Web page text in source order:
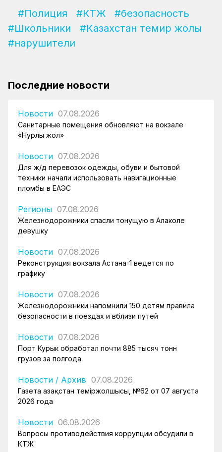
#Полиция #КТЖ
#безопасность
#Школьники
#Казахстан темир жолы
#нарушители
Последние новости
Новости 07.08.2026
Санитарные помещения обновляют на вокзале
«Нурлы жол»
Новости 07.08.2026
Для ж/д перевозок одежды, обуви и бытовой
техники начали использовать навигационные
пломбы в ЕАЭС
Регионы 07.08.2026
Железнодорожники спасли тонущую в Алаколе
девушку
Новости 07.08.2026
Реконструкция вокзала Астана-1 ведется по
графику
Новости 07.08.2026
Железнодорожники напомнили 150 детям правила
безопасности в поездах и вблизи путей
Новости 07.08.2026
Порт Курык обработал почти 885 тысяч тонн
грузов за полгода
Новости / Архив 07.08.2026
Газета Қазақстан теміржолшысы, №62 от 07 августа
2026 года
Новости 06.08.2026
Вопросы противодействия коррупции обсудили в
КТЖ